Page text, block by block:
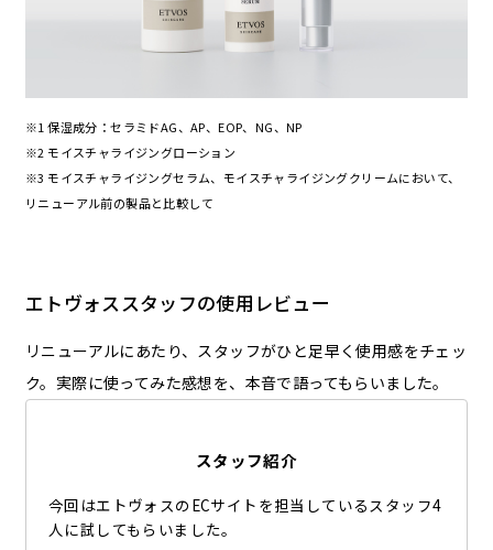
※1 保湿成分：セラミドAG、AP、EOP、NG、NP
※2 モイスチャライジングローション
※3 モイスチャライジングセラム、モイスチャライジングクリームにおいて、
リニューアル前の製品と比較して
エトヴォススタッフの使用レビュー
リニューアルにあたり、スタッフがひと足早く使用感をチェッ
ク。実際に使ってみた感想を、本音で語ってもらいました。
スタッフ紹介
今回はエトヴォスのECサイトを担当しているスタッフ4
人に試してもらいました。